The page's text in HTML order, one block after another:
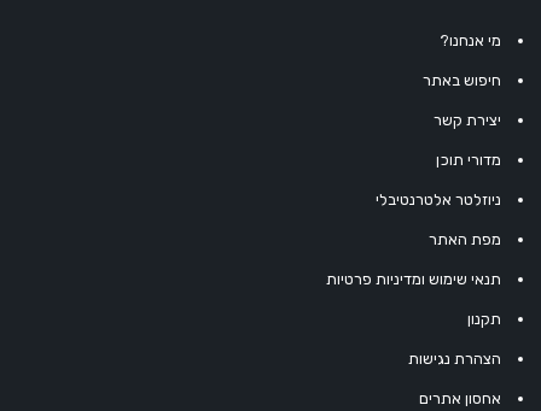
מי אנחנו?
חיפוש באתר
יצירת קשר
מדורי תוכן
ניוזלטר אלטרנטיבלי
מפת האתר
תנאי שימוש ומדיניות פרטיות
תקנון
הצהרת נגישות
אחסון אתרים